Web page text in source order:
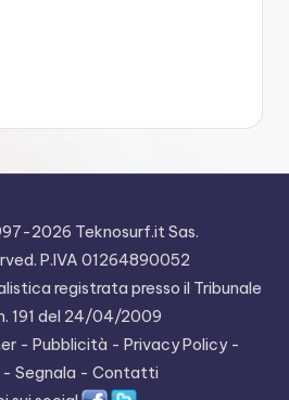
2026 Teknosurf.it Sas.
P.IVA 01264890052
registrata presso il Tribunale
191 del 24/04/2009
- Pubblicità - Privacy Policy-
- Segnala - Contatti